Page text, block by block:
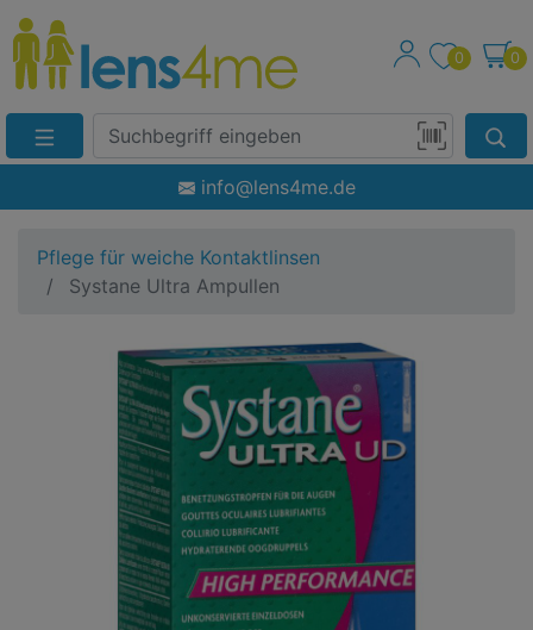
Suche
Eingabefeld
Produktsuche
Scan
0 0
info@lens4me.de
Pflege für weiche Kontaktlinsen
Systane Ultra Ampullen